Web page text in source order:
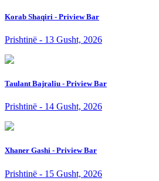
Korab Shaqiri - Priview Bar
Prishtinë - 13 Gusht, 2026
Taulant Bajraliu - Priview Bar
Prishtinë - 14 Gusht, 2026
Xhaner Gashi - Priview Bar
Prishtinë - 15 Gusht, 2026